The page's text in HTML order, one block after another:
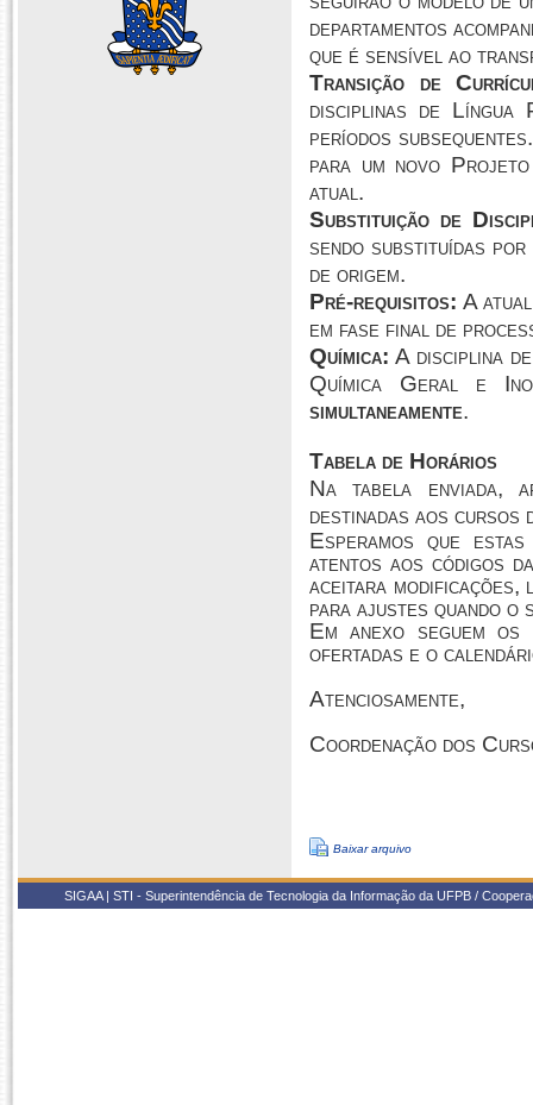
departamentos
que é sensível ao
Transição de
disciplinas de Língua
períodos
para um novo
atual.
Substituição de
sendo substituídas por
de origem.
Pré-requisitos: A
em fase final de
Química: A disciplina
Química Geral e
simultaneamente.
Tabela de Horários
Na tabela enviada,
destinadas aos cursos
Esperamos que
atentos aos códigos
aceitara
para ajustes quando o
Em anexo seguem
ofertadas e o
Atenciosamente,
Coordenação dos
Baixar arquivo
SIGAA | STI - Superintendência de Tecnologia da Informação da UFPB /